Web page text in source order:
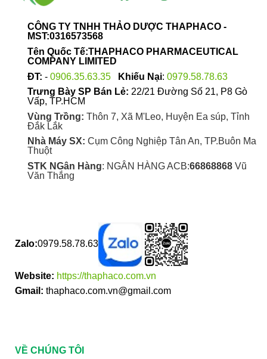
CÔNG TY TNHH THẢO DƯỢC THAPHACO -
MST:0316573568
Tên Quốc Tế:THAPHACO PHARMACEUTICAL
COMPANY LIMITED
ĐT: - 0906.35.63.35 Khiếu Nại: 0979.58.78.63
Trưng Bày SP Bán Lẻ: 22/21 Đường Số 21, P8 Gò
Vấp, TP.HCM
Vùng Trồng: Thôn 7, Xã M'Leo, Huyện Ea súp, Tỉnh
Đắk Lắk
Nhà Máy SX: Cụm Công Nghiệp Tân An, TP.Buôn Ma
Thuột
STK NGân Hàng: NGÂN HÀNG ACB:66868868Vũ
Văn Thắng
Zalo:0979.58.78.63
Website: https://thaphaco.com.vn
Gmail: thaphaco.com.vn@gmail.com
VỀ CHÚNG TÔI